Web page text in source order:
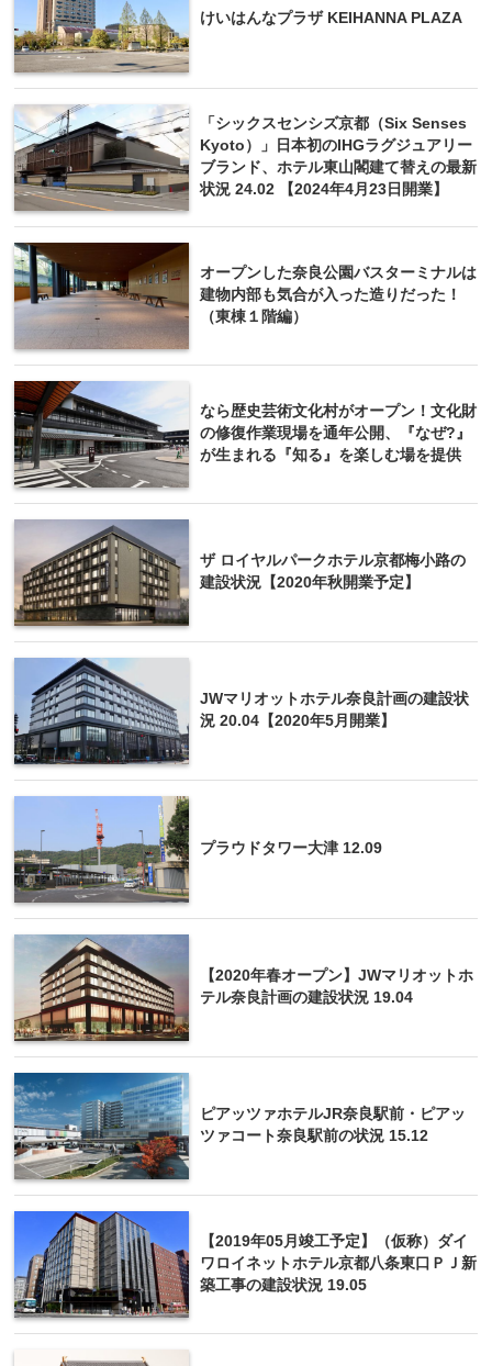
けいはんなプラザ KEIHANNA PLAZA
「シックスセンシズ京都（Six Senses
Kyoto）」日本初のIHGラグジュアリー
ブランド、ホテル東山閣建て替えの最新
状況 24.02 【2024年4月23日開業】
オープンした奈良公園バスターミナルは
建物内部も気合が入った造りだった！
（東棟１階編）
なら歴史芸術文化村がオープン！文化財
の修復作業現場を通年公開、『なぜ?』
が生まれる『知る』を楽しむ場を提供
ザ ロイヤルパークホテル京都梅小路の
建設状況【2020年秋開業予定】
JWマリオットホテル奈良計画の建設状
況 20.04【2020年5月開業】
プラウドタワー大津 12.09
【2020年春オープン】JWマリオットホ
テル奈良計画の建設状況 19.04
ピアッツァホテルJR奈良駅前・ピアッ
ツァコート奈良駅前の状況 15.12
【2019年05月竣工予定】（仮称）ダイ
ワロイネットホテル京都八条東口ＰＪ新
築工事の建設状況 19.05